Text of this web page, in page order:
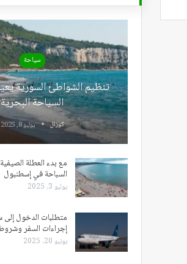
سياحة
تنظيم الشواطئ السورية
السياحة البحرية
كوزال يوليو 8, 2025
مع بدء العطلة
السباحة في إسطنبول
يوليو 3, 2025
إجراءات السفر
يونيو 20, 2025